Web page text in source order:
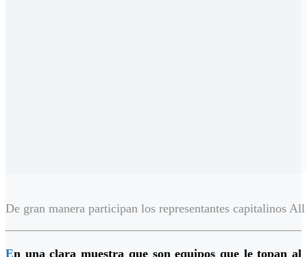
De gran manera participan los representantes capitalinos
En una clara muestra que son equipos que le topan al